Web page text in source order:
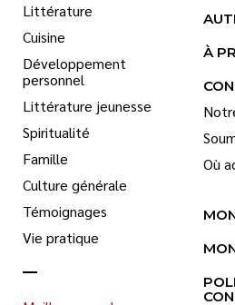
Littérature
Cuisine
Développement
personnel
Littérature jeunesse
Spiritualité
Famille
Culture générale
Témoignages
Vie pratique
À
Où